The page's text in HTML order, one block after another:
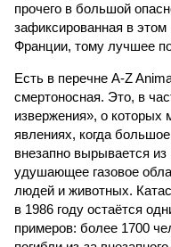
прочего в большой
зафиксированная в
Франции, тому лучшее
Есть в перечне A-Z
смертоносная. Это, в
извержения», о
явлениях, когда большое
внезапно вырывается
удушающее газовое
людей и животных.
в 1986 году остаётся
примеров: более 1700